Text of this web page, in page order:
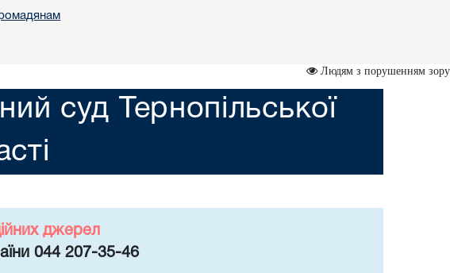
Людям з порушенням зору
суд Тернопільської
джерел
044 207-35-46